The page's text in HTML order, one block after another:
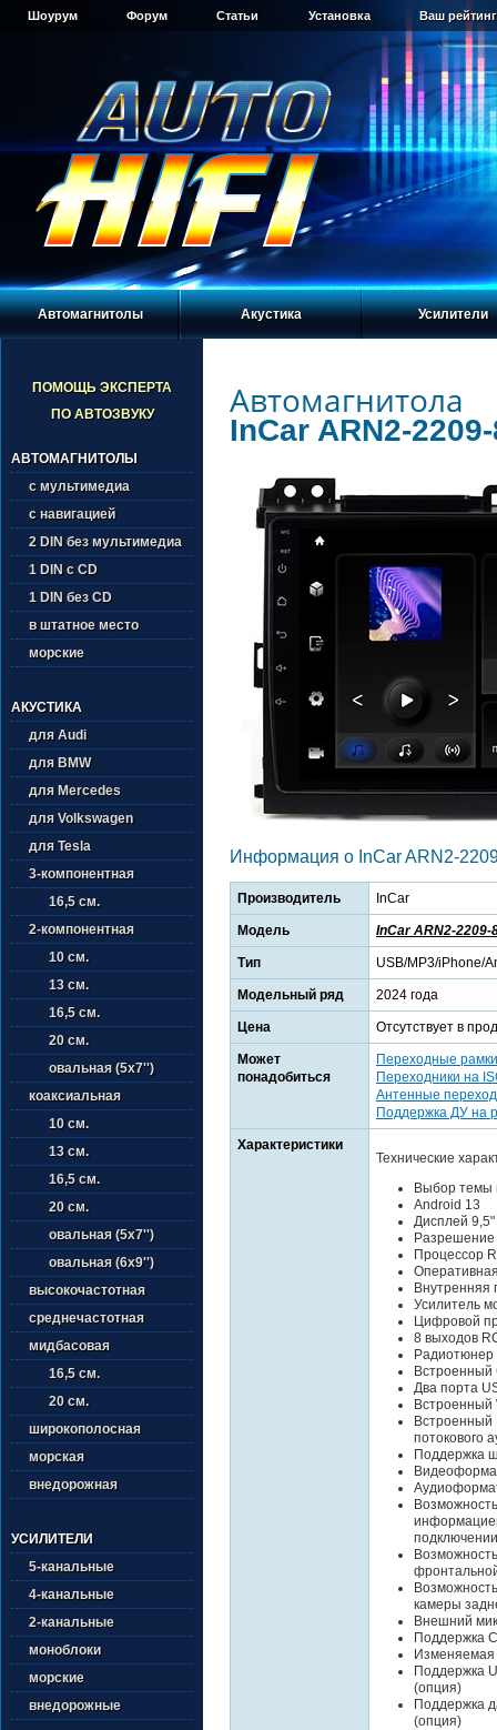
Шоурум Форум Статьи Установка Ваш
Автомагнитолы Акустика Усилители
ПОМОЩЬ ЭКСПЕРТА
ПО АВТОЗВУКУ
АВТОМАГНИТОЛЫ
с мультимедиа
с навигацией
2 DIN без мультимедиа
1 DIN с CD
1 DIN без CD
в штатное место
морские
АКУСТИКА
для Audi
для BMW
для Mercedes
для Volkswagen
для Tesla
3-компонентная
16,5 см.
2-компонентная
10 см.
13 см.
16,5 см.
20 см.
овальная (5х7'')
коаксиальная
10 см.
13 см.
16,5 см.
20 см.
овальная (5х7'')
овальная (6х9'')
высокочастотная
среднечастотная
мидбасовая
16,5 см.
20 см.
широкополосная
морская
внедорожная
УСИЛИТЕЛИ
5-канальные
4-канальные
2-канальные
моноблоки
морские
внедорожные
Автомагнитола
InCar ARN2-
Информация о InCar ARN2-
Производитель InCar
Модель InCar ARN2-2209-
Тип USB/MP3/iPhone/
Модельный ряд 2024 года
Цена Отсутствует в
Может
понадобиться
Переходные рамки
Переходники на
Антенные
Поддержка ДУ на
Характеристики
Технические
Выбор темы
Android 13
Дисплей
Процессор
Внутренняя
Усилитель
Цифровой
8 выходов
Радиотюнер
Встроенный
Два порта
Встроенный
Встроенный
потокового
Поддержка
камеры
Внешний
Поддержка
Изменяемая
Поддержка
(опция)
Поддержка
(опция)